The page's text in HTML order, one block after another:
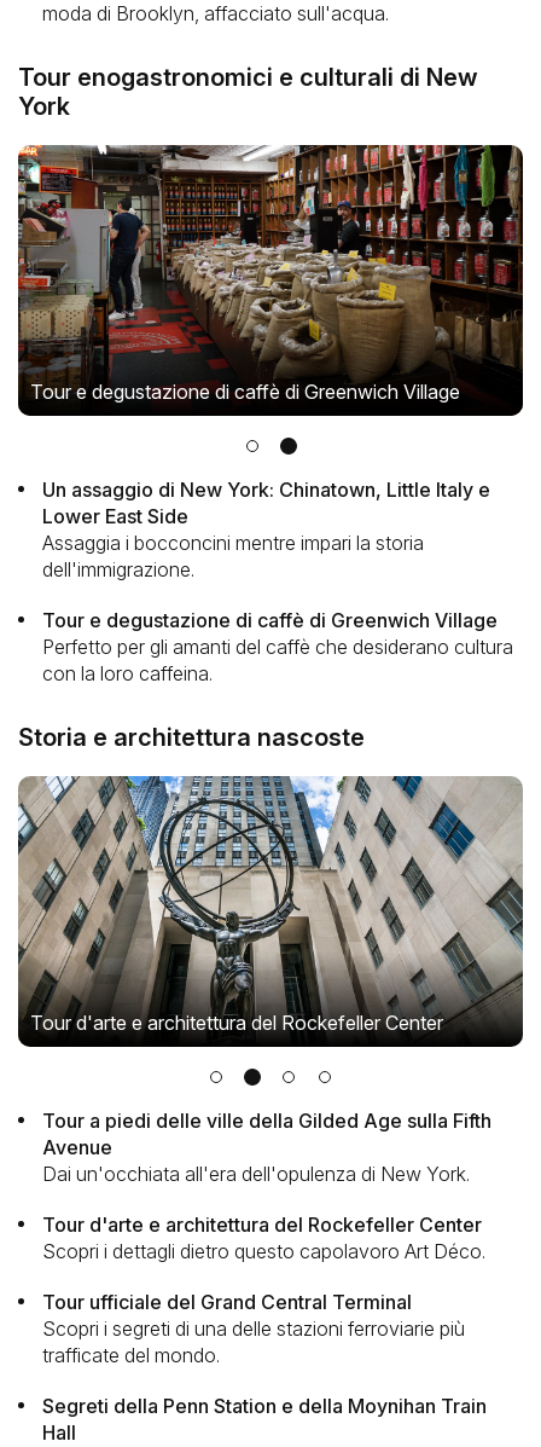
moda di Brooklyn, affacciato sull'acqua.
Tour enogastronomici e culturali di New
York
Tour e degustazione di caffè di Greenwich Village
Un assaggio di New York: Chinatown, Little Italy e
Lower East Side
Assaggia i bocconcini mentre impari la storia
dell'immigrazione.
Tour e degustazione di caffè di Greenwich Village
Perfetto per gli amanti del caffè che desiderano cultura
con la loro caffeina.
Storia e architettura nascoste
Tour d'arte e architettura del Rockefeller Center
Tour a piedi delle ville della Gilded Age sulla Fifth
Avenue
Dai un'occhiata all'era dell'opulenza di New York.
Tour d'arte e architettura del Rockefeller Center
Scopri i dettagli dietro questo capolavoro Art Déco.
Tour ufficiale del Grand Central Terminal
Scopri i segreti di una delle stazioni ferroviarie più
trafficate del mondo.
Segreti della Penn Station e della Moynihan Train
Hall